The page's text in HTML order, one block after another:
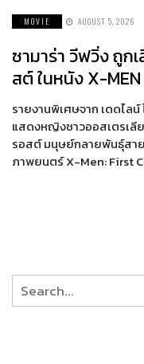
MOVIE AUGUST 5, 2026
ซามาร่า วีฟวิ่ง ถูก
สต์ ในหนัง X-MEN
รายงานพิเศษจาก เดดไล
แสดงหญิงชาวออสเตรเลี
รอสต์ มนุษย์กลายพันธุ์สาย
ภาพยนตร์ X-Men: First